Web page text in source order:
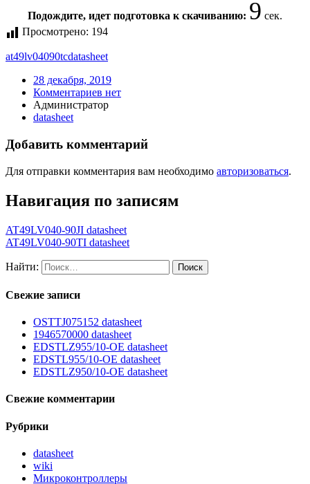
Подождите, идет подготовка к скачиванию: 9 сек.
Просмотрено: 194
at49lv04090tcdatasheet
28 декабря, 2019
Комментариев нет
Администратор
datasheet
Добавить комментарий
Для отправки комментария вам необходимо авторизоваться.
Навигация по записям
AT49LV040-90JI datasheet
AT49LV040-90TI datasheet
Найти:
Свежие записи
OSTTJ075152 datasheet
1946570000 datasheet
EDSTLZ955/10-OE datasheet
EDSTL955/10-OE datasheet
EDSTLZ950/10-OE datasheet
Свежие комментарии
Рубрики
datasheet
wiki
Микроконтроллеры